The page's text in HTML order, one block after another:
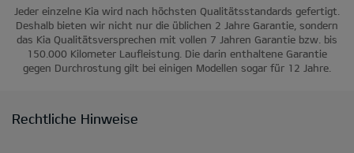
Jeder einzelne Kia wird nach höchsten Qualitätsstandards gefertigt.
Deshalb bieten wir nicht nur die üblichen 2 Jahre Garantie, sondern
das Kia Qualitätsversprechen mit vollen 7 Jahren Garantie bzw. bis
150.000 Kilometer Laufleistung. Die darin enthaltene Garantie
gegen Durchrostung gilt bei einigen Modellen sogar für 12 Jahre.
Rechtliche Hinweise